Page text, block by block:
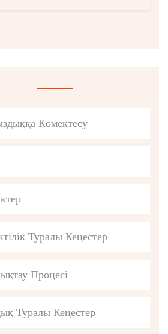
Көмектесу
Туралы Кеңестер
Процесі
Туралы Кеңестер